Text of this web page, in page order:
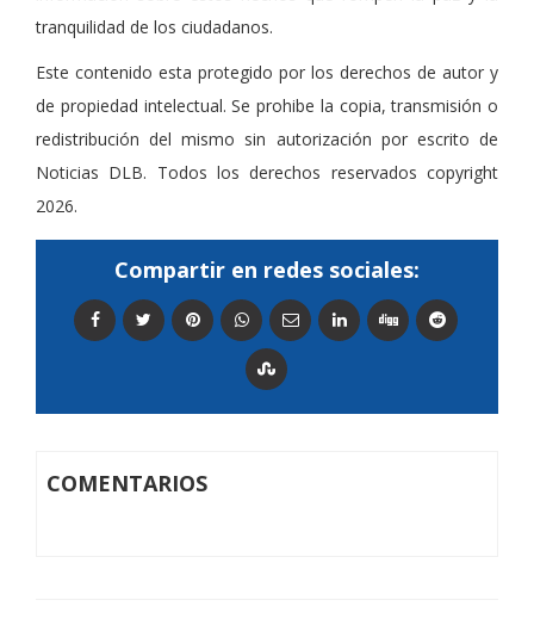
tranquilidad de los ciudadanos.
Este contenido esta protegido por los derechos de autor y
de propiedad intelectual. Se prohibe la copia, transmisión o
redistribución del mismo sin autorización por escrito de
Noticias DLB. Todos los derechos reservados copyright
2026.
Compartir en redes sociales:
COMENTARIOS